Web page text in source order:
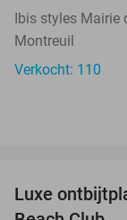
Ibis styles Mairie
Montreuil
Verkocht: 110
Luxe